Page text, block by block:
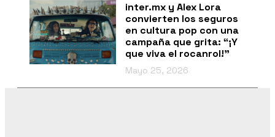
inter.mx y Alex Lora
convierten los seguros
en cultura pop con una
campaña que grita: “¡Y
que viva el rocanrol!”
Mayo 25, 2026